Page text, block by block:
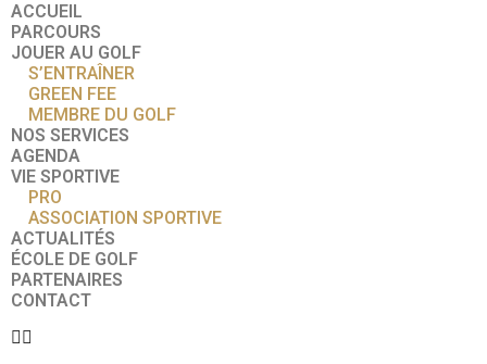
ACCUEIL
PARCOURS
JOUER AU GOLF
S’ENTRAÎNER
GREEN FEE
MEMBRE DU GOLF
NOS SERVICES
AGENDA
VIE SPORTIVE
PRO
ASSOCIATION SPORTIVE
ACTUALITÉS
ÉCOLE DE GOLF
PARTENAIRES
CONTACT